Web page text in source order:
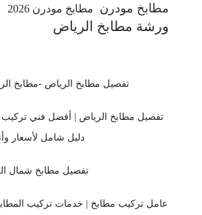
مطابخ مودرن مطابخ مودرن 2026
ورشة مطابخ الرياض
تفصيل مطابخ الرياض -مطابخ
تفصيل مطابخ الرياض | أفضل فني تركيب
دليل شامل لأسعار
تفصيل مطابخ شمال الرياض
عامل تركيب مطابخ | خدمات تركيب